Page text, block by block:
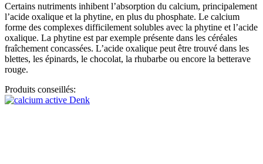
Certains nutriments inhibent l’absorption du calcium, principalement
l’acide oxalique et la phytine, en plus du phosphate. Le calcium
forme des complexes difficilement solubles avec la phytine et l’acide
oxalique. La phytine est par exemple présente dans les céréales
fraîchement concassées. L’acide oxalique peut être trouvé dans les
blettes, les épinards, le chocolat, la rhubarbe ou encore la betterave
rouge.
Produits conseillés: